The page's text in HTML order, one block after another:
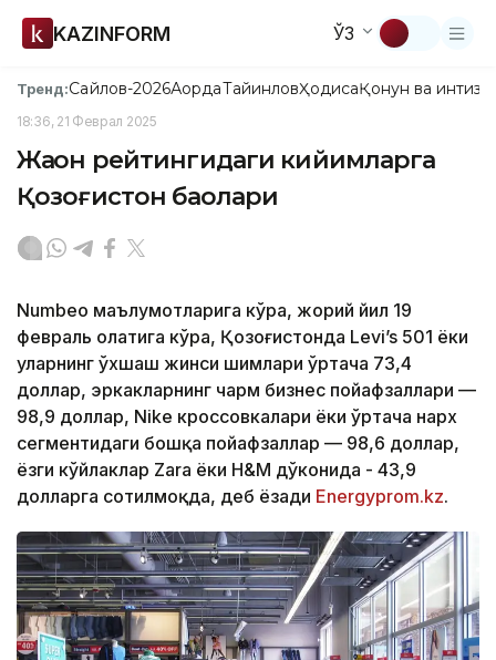
KAZINFORM ЎЗ
Тренд:Сайлов-2026АқордаТайинловҲодисаҚонун ва
18:36, 21 Феврал 2025
Жаҳон рейтингидаги кийимларга
Қозоғистон баҳолари
Numbeo маълумотларига кўра, жорий йил 19
февраль ҳолатига кўра, Қозоғистонда Levi’s 501 ёки
уларнинг ўхшаш жинси шимлари ўртача 73,4
доллар, эркакларнинг чарм бизнес пойафзаллари —
98,9 доллар, Nike кроссовкалари ёки ўртача нарх
сегментидаги бошқа пойафзаллар — 98,6 доллар,
ёзги кўйлаклар Zara ёки H&M дўконида - 43,9
долларга сотилмоқда, деб ёзади Еnergyprom.kz.